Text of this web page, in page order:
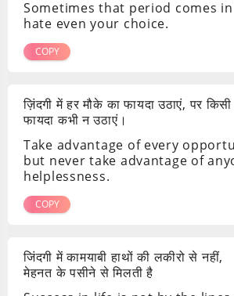
Sometimes that period comes
hate even your choice.
COPY
ज़िंदगी में हर मौके का फायदा उठाएं, पर
फायदा कभी न उठाएं।
Take advantage of every
but never take advantage of
helplessness.
COPY
जिंदगी में कामयाबी हाथों की लकीरो से नहीं,
मेहनत के पसीने से मिलती है